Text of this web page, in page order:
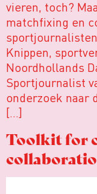
vieren, toch?
matchfixing en
Knippen,
Noordhollands
Sportjournalist
onderzoek naar
[…]
Toolkit for